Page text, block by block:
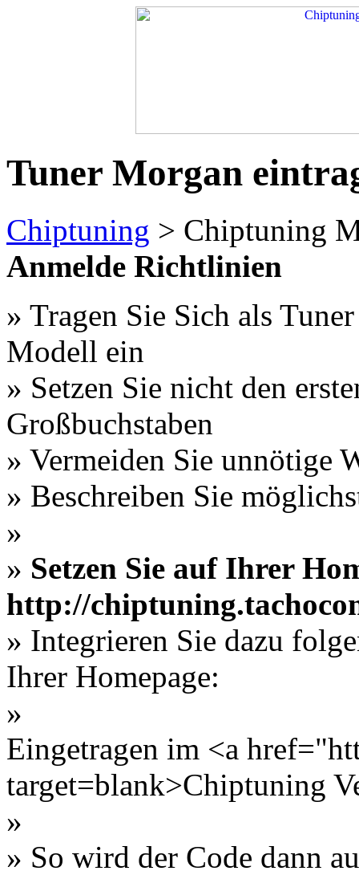
Tuner Morgan
Chiptuning > Chiptuning
Anmelde Richtlinien
» Tragen Sie Sich als
Modell ein
» Setzen Sie nicht den
Großbuchstaben
» Vermeiden Sie unnötige
» Beschreiben Sie
»
» Setzen Sie auf Ihrer
http://
» Integrieren Sie dazu
Ihrer Homepage:
»
Eingetragen im <a
target=blank>Chiptuning
»
» So wird der Code dann